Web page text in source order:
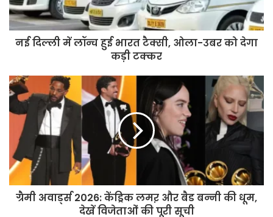
नई दिल्ली में लॉन्च हुई भारत टैक्सी, ओला-उबर को देगा
कड़ी टक्कर
ग्रैमी अवार्ड्स 2026: केंड्रिक लमऱ और बैड बन्नी की धूम,
देखें विजेताओं की पूरी सूची